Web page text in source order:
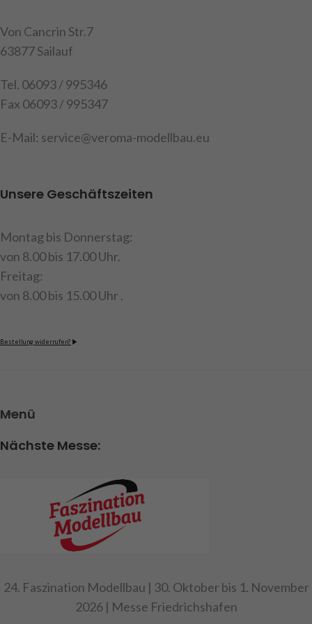
Von Cancrin Str.7
63877 Sailauf
Tel. 06093 / 995346
Fax 06093 / 995347
E-Mail: service@veroma-modellbau.eu
Unsere Geschäftszeiten
Montag bis Donnerstag:
von 8.00 bis 17.00 Uhr.
Freitag:
von 8.00 bis 15.00 Uhr .
Bestellung widerrufen?
Menü
Nächste Messe:
24. Faszination Modellbau | 30. Oktober bis 1. November
2026 | Messe Friedrichshafen